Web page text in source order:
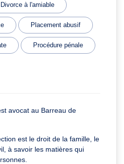
Divorce à l'amiable
Placement abusif
Procédure pénale
avocat au Barreau de
est le droit de la famille, le
à savoir les matières qui